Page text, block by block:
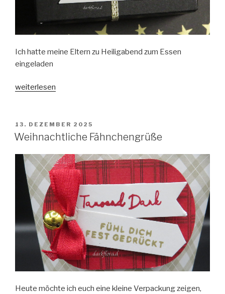
Ich hatte meine Eltern zu Heiligabend zum Essen
eingeladen
„Fröhlich
weiterlesen
VERÖFFENTLICHT
AM
13. DEZEMBER 2025
Weihnachtliche Fähnchengrüße
Heute möchte ich euch eine kleine Verpackung zeigen,